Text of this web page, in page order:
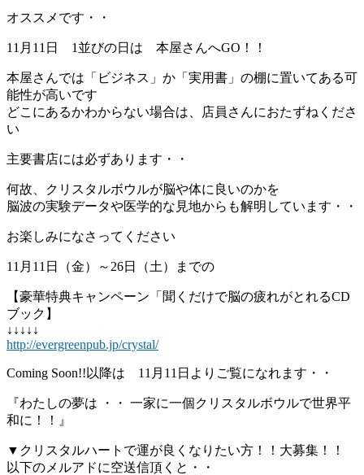
オススメです・・
11月11日 1並びの日は 本屋さんへGO！！
本屋さんでは「ビジネス」か「実用書」の棚に置いてある可
能性が高いです
どこにあるかわからない場合は、店員さんにおたずねくださ
い
主要書店には必ずあります・・
何故、クリスタルボウルが脳や体に良いのかを
脳波の実験データや医学的な見地からも解明しています・・
お楽しみになさってください
11月11日（金）～26日（土）までの
【豪華特典キャンペーン「聞くだけで脳の疲れがとれるCD
ブック】
↓↓↓↓↓
http://evergreenpub.jp/crystal/
Coming Soon!!以降は 11月11日よりご覧になれます・・
『わたしの夢は ・・ 一家に一個クリスタルボウルで世界平
和に！！』
▼クリスタルハートで運が良くなりたい方！！大募集！！
以下のメルアドに空送信頂くと・・